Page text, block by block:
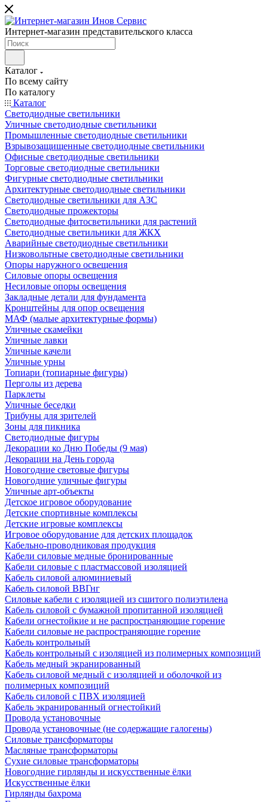
Интернет-магазин представительского класса
Каталог
По всему сайту
По каталогу
Каталог
Светодиодные светильники
Уличные светодиодные светильники
Промышленные светодиодные светильники
Взрывозащищенные светодиодные светильники
Офисные светодиодные светильники
Торговые светодиодные светильники
Фигурные светодиодные светильники
Архитектурные светодиодные светильники
Светодиодные светильники для АЗС
Светодиодные прожекторы
Светодиодные фитосветильники для растений
Светодиодные светильники для ЖКХ
Аварийные светодиодные светильники
Низковольтные светодиодные светильники
Опоры наружного освещения
Силовые опоры освещения
Несиловые опоры освещения
Закладные детали для фундамента
Кронштейны для опор освещения
МАФ (малые архитектурные формы)
Уличные скамейки
Уличные лавки
Уличные качели
Уличные урны
Топиари (топиарные фигуры)
Перголы из дерева
Парклеты
Уличные беседки
Трибуны для зрителей
Зоны для пикника
Светодиодные фигуры
Декорации ко Дню Победы (9 мая)
Декорации на День города
Новогодние световые фигуры
Новогодние уличные фигуры
Уличные арт-объекты
Детское игровое оборудование
Детские спортивные комплексы
Детские игровые комплексы
Игровое оборудование для детских площадок
Кабельно-проводниковая продукция
Кабели силовые медные бронированные
Кабели силовые с пластмассовой изоляцией
Кабель силовой алюминиевый
Кабель силовой ВВГнг
Силовые кабели с изоляцией из сшитого полиэтилена
Кабель силовой с бумажной пропитанной изоляцией
Кабели огнестойкие и не распространяющие горение
Кабели силовые не распространяющие горение
Кабель контрольный
Кабель контрольный с изоляцией из полимерных композиций
Кабель медный экранированный
Кабель силовой медный с изоляцией и оболочкой из
полимерных композиций
Кабель силовой с ПВХ изоляцией
Кабель экранированный огнестойкий
Провода установочные
Провода установочные (не содержащие галогены)
Силовые трансформаторы
Масляные трансформаторы
Сухие силовые трансформаторы
Новогодние гирлянды и искусственные ёлки
Искусственные ёлки
Гирлянды бахрома